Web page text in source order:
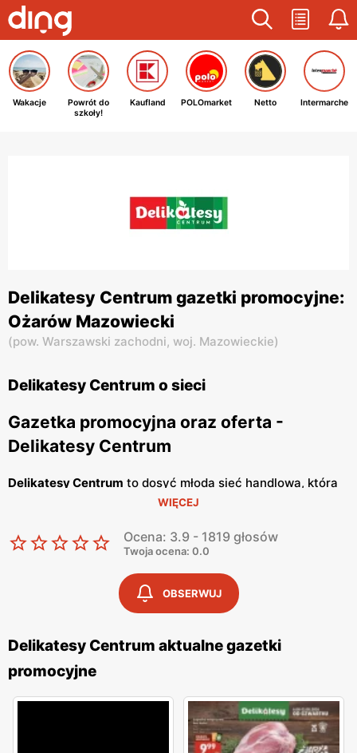
Wakacje
Powrót do
szkoły!
Kaufland POLOmarket Netto Intermarche
Delikatesy Centrum gazetki promocyjne:
Ożarów Mazowiecki
(pow. Warszawski zachodni, woj. Mazowieckie)
Delikatesy Centrum o sieci
Gazetka promocyjna oraz oferta -
Delikatesy Centrum
Delikatesy Centrum to dosyć młoda sieć handlowa, która
należy do Grupy Eurocash. Posiada ponad 1000 sklepów
nowe. Jej głównym celem jest oferowanie Tobie dobrej
cenach. Placówki handlowe znajdują się bardzo blisko
osiedli mieszkaniowych, tak abyś miał możliwość zrobienia
rzeczowym podejściem do klienta oraz korzystają ze
sprawdzonych dostawców, a personelowi nie schodzi
uśmiech z twarzy, dzięki czemu w sklepie panuje miła
atmosfera. Asortyment sklepu jest dobrze rozmieszczony,
toteż nie będziesz miał problemu z odszukaniem
WIĘCEJ
Ocena: 3.9 - 1819 głosów
Twoja ocena: 0.0
OBSERWUJ
Delikatesy Centrum aktualne gazetki
promocyjne